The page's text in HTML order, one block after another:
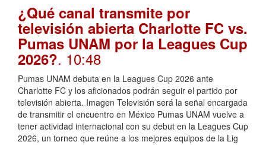
¿Qué canal transmite por
televisión abierta Charlotte FC vs.
Pumas UNAM por la Leagues Cup
2026?. 10:48
Pumas UNAM debuta en la Leagues Cup 2026 ante
Charlotte FC y los aficionados podrán seguir el partido por
televisión abierta. Imagen Televisión será la señal encargada
de transmitir el encuentro en México Pumas UNAM vuelve a
tener actividad internacional con su debut en la Leagues Cup
2026, un torneo que reúne a los mejores equipos de la Lig